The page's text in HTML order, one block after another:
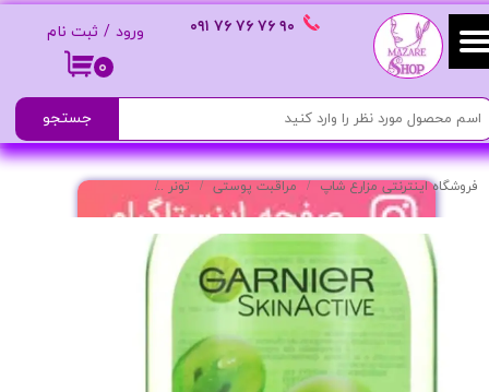
۰
ورود / ثبت نام
حساب کاربری من
تغییر گذر واژه
سفارشات
خروج از حساب کاربری
٩٠ ٧۶ ٧۶ ٧۶ ٠٩١
جستجو
فروشگاه اینترنتی مزارع شاپ مراقبت پوستی تونر تونر ضد جوش و کنترل